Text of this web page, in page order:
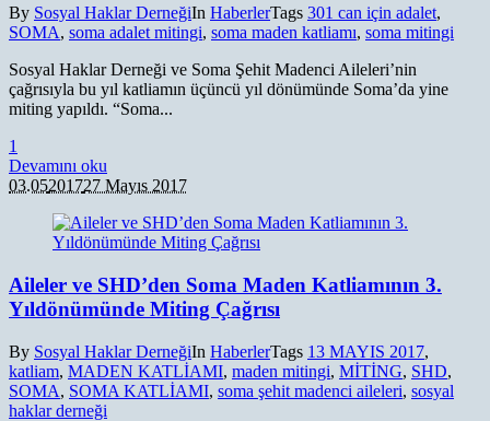
By Sosyal Haklar DerneğiIn HaberlerTags 301 can için adalet,
SOMA, soma adalet mitingi, soma maden katliamı, soma mitingi
Sosyal Haklar Derneği ve Soma Şehit Madenci Aileleri’nin
çağrısıyla bu yıl katliamın üçüncü yıl dönümünde Soma’da yine
miting yapıldı. “Soma...
1
Devamını oku
03.05201727 Mayıs 2017
Aileler ve SHD’den Soma Maden Katliamının 3.
Yıldönümünde Miting Çağrısı
By Sosyal Haklar DerneğiIn HaberlerTags 13 MAYIS 2017,
katliam, MADEN KATLİAMI, maden mitingi, MİTİNG, SHD,
SOMA, SOMA KATLİAMI, soma şehit madenci aileleri, sosyal
haklar derneği